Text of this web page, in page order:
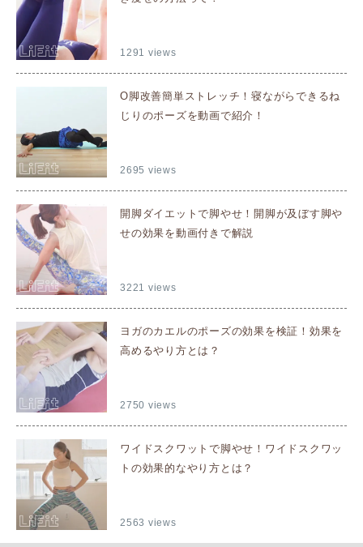
1291 views
O脚改善簡単ストレッチ！寝ながらできるね
じりのポーズを動画で紹介！
2695 views
開脚ダイエットで脚やせ！開脚が及ぼす脚や
せの効果を動画付きで解説
3221 views
ヨガのカエルのポーズの効果を検証！効果を
高めるやり方とは？
2750 views
ワイドスクワットで脚やせ！ワイドスクワッ
トの効果的なやり方とは？
2563 views